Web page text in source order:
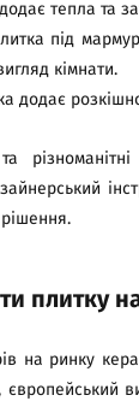
тепла та
під мармур,
кімнати.
додає
плитку
на ринку
європейський